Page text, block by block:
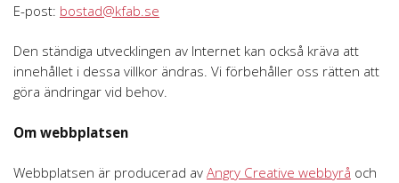
E-post: bostad@kfab.se
Den ständiga utvecklingen av Internet kan också kräva att
innehållet i dessa villkor ändras. Vi förbehåller oss rätten att
göra ändringar vid behov.
Om webbplatsen
Webbplatsen är producerad av Angry Creative webbyrå och